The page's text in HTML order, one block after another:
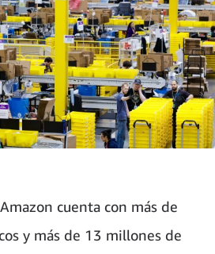
cuenta con más de
y más de 13 millones de